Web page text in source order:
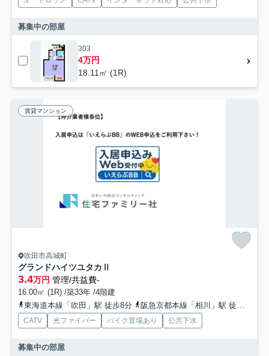
募集中の部屋
303
4万円
18.11㎡ (1R)
賃貸マンション
吹田市高城町
グランドハイツユタカⅡ
3.4万円 管理/共益費-
16.00㎡ (1R) /築33年 /4階建
東海道本線「吹田」駅 徒歩8分
阪急京都本線「相川」駅 徒歩7分
CATV 光ファイバー バイク置場あり 公共下水
募集中の部屋